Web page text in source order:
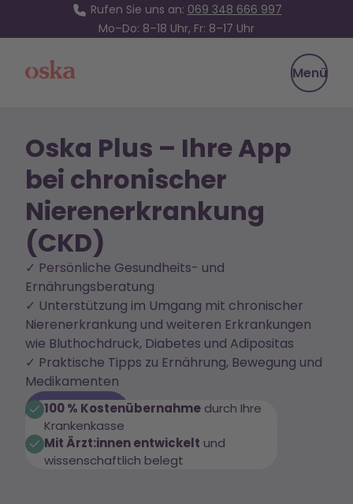
Rufen Sie uns an: 069 348 666 997
Mo–Do: 8–18 Uhr, Fr: 8–17 Uhr
Oska Health Menü
Oska Plus – Ihre App
bei chronischer
Nierenerkrankung
(CKD)
✓ Persönliche Gesundheits- und
Ernährungsberatung
✓ Unterstützung im Umgang mit chronischer
Nierenerkrankung und weiteren Erkrankungen
wie Bluthochdruck, Diabetes und Adipositas
✓ Praktische Tipps zu Ernährung, Bewegung und
Medikamenten
Jetzt starten
100 % Kostenübernahme durch Ihre
Krankenkasse
Mit Ärzt:innen entwickelt und
wissenschaftlich belegt